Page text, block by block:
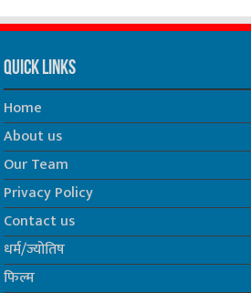
Quick Links
Home
About us
Our Team
Privacy Policy
Contact us
धर्म/ज्योतिष
फिल्म